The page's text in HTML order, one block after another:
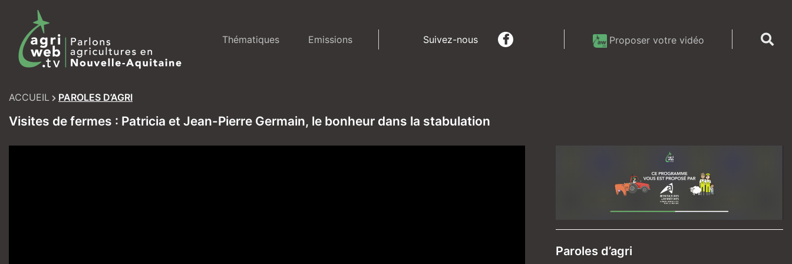
content
Thématiques Emissions Suivez-nous Proposer votre vidéo
ACCUEIL PAROLES D’AGRI
Visites de fermes : Patricia et Jean-Pierre Germain, le bonheur dans la stabulation
Paroles d’agri